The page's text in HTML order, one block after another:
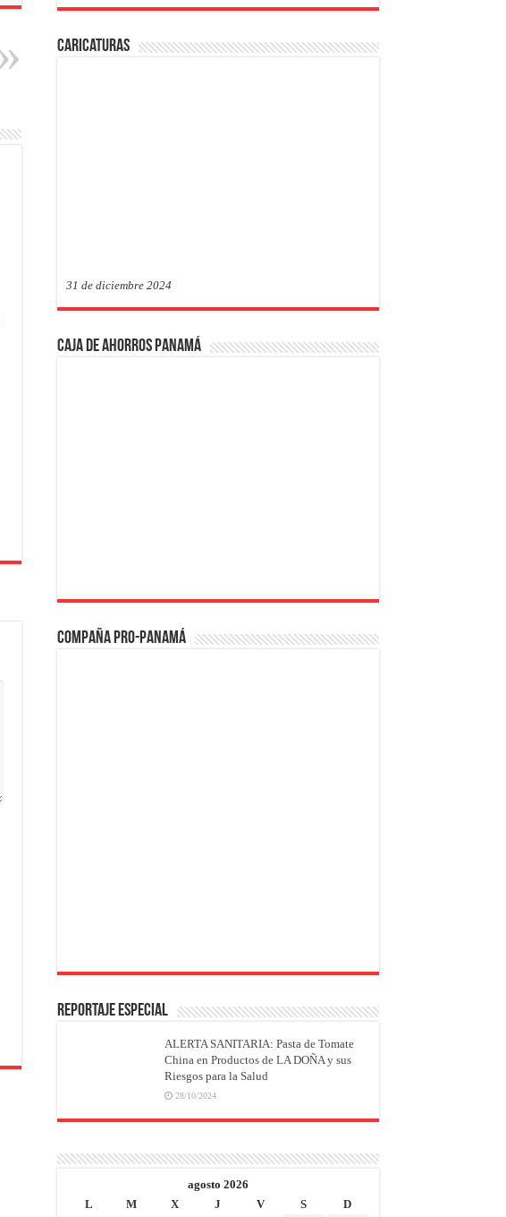
Caricaturas
31 de diciembre 2024
Caja de Ahorros Panamá
Compaña PRO-Panamá
REPORTAJE ESPECIAL
ALERTA SANITARIA: Pasta de Tomate
China en Productos de LA DOÑA y sus
Riesgos para la Salud
28/10/2024
agosto 2026
L
M X J V S
D